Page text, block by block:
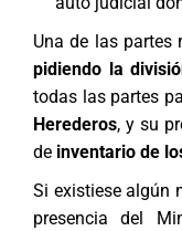
Una de las partes
pidiendo la
todas las partes
Herederos, y su
de inventario de
Si existiese algún
presencia del